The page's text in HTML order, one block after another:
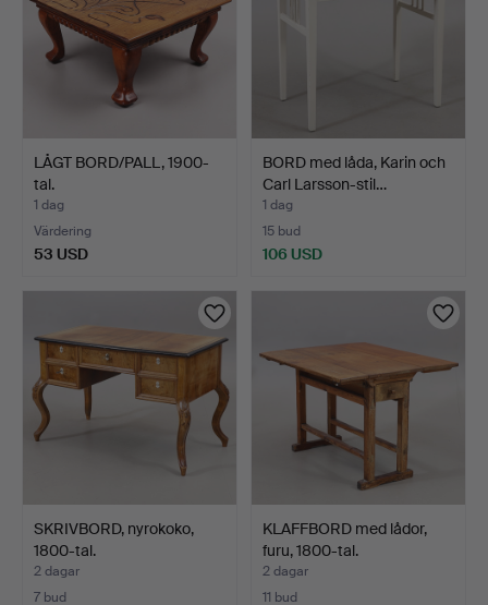
LÅGT BORD/PALL, 1900-
tal.
1 dag
Värdering
53 USD
BORD med låda, Karin och
Carl Larsson-stil…
1 dag
15 bud
106 USD
SKRIVBORD, nyrokoko,
1800-tal.
2 dagar
7 bud
KLAFFBORD med lådor,
furu, 1800-tal.
2 dagar
11 bud